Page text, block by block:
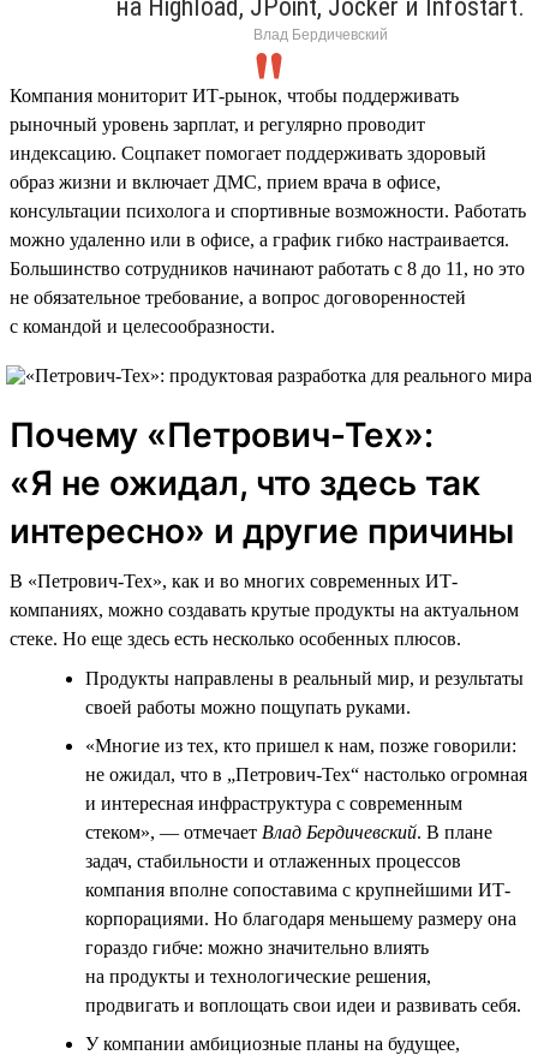
на Highload, JPoint, Jocker и Infostart.
Влад Бердичевский
Компания мониторит ИТ-рынок, чтобы поддерживать
рыночный уровень зарплат, и регулярно проводит
индексацию. Соцпакет помогает поддерживать здоровый
образ жизни и включает ДМС, прием врача в офисе,
консультации психолога и спортивные возможности. Работать
можно удаленно или в офисе, а график гибко настраивается.
Большинство сотрудников начинают работать с 8 до 11, но это
не обязательное требование, а вопрос договоренностей
с командой и целесообразности.
Почему «Петрович-Тех»:
«Я не ожидал, что здесь так
интересно» и другие причины
В «Петрович-Тех», как и во многих современных ИТ-
компаниях, можно создавать крутые продукты на актуальном
стеке. Но еще здесь есть несколько особенных плюсов.
Продукты направлены в реальный мир, и результаты
своей работы можно пощупать руками.
«Многие из тех, кто пришел к нам, позже говорили:
не ожидал, что в „Петрович-Тех“ настолько огромная
и интересная инфраструктура с современным
стеком», — отмечает Влад Бердичевский. В плане
задач, стабильности и отлаженных процессов
компания вполне сопоставима с крупнейшими ИТ-
корпорациями. Но благодаря меньшему размеру она
гораздо гибче: можно значительно влиять
на продукты и технологические решения,
продвигать и воплощать свои идеи и развивать себя.
У компании амбициозные планы на будущее,